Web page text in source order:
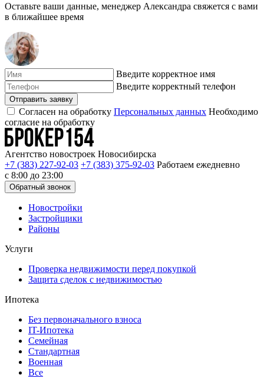
Оставьте ваши данные, менеджер Александра свяжется с вами
в ближайшее время
Введите корректное имя
Введите корректный телефон
Отправить заявку
Согласен на обработку Персональных данных Необходимо
согласие на обработку
Агентство новостроек Новосибирска
+7 (383) 227-92-03 +7 (383) 375-92-03 Работаем ежедневно
с 8:00 до 23:00
Обратный звонок
Новостройки
Застройщики
Районы
Услуги
Проверка недвижимости перед покупкой
Защита сделок с недвижимостью
Ипотека
Без первоначального взноса
IT-Ипотека
Семейная
Стандартная
Военная
Все